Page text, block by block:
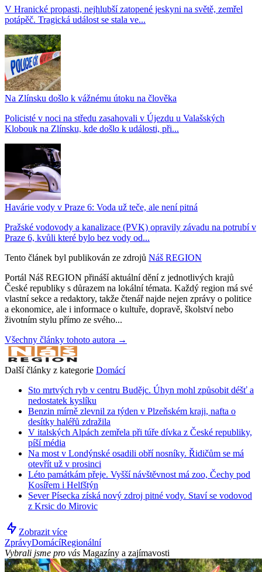
V Hranické propasti, nejhlubší zatopené jeskyni na světě, zemřel
potápěč. Tragická událost se stala ve...
Na Zlínsku došlo k vážnému útoku na člověka
Policisté v noci na středu zasahovali v Újezdu u Valašských
Klobouk na Zlínsku, kde došlo k události, při...
Havárie vody v Praze 6: Voda už teče, ale není pitná
Pražské vodovody a kanalizace (PVK) opravily závadu na potrubí v
Praze 6, kvůli které bylo bez vody od...
Tento článek byl publikován ze zdrojů Náš REGION
Portál Náš REGION přináší aktuální dění z jednotlivých krajů
České republiky s důrazem na lokální témata. Každý region má své
vlastní sekce a redaktory, takže čtenář najde nejen zprávy o politice
a ekonomice, ale i informace o kultuře, dopravě, školství nebo
životním stylu přímo ze svého...
Všechny články tohoto autora →
Další články z kategorie Domácí
Sto mrtvých ryb v centru Budějc. Úhyn mohl způsobit déšť a
nedostatek kyslíku
Benzin mírně zlevnil za týden v Plzeňském kraji, nafta o
desítky haléřů zdražila
V italských Alpách zemřela při túře dívka z České republiky,
píší média
Na most v Londýnské osadili obří nosníky. Řidičům se má
otevřít už v prosinci
Léto památkám přeje. Vyšší návštěvnost má zoo, Čechy pod
Kosířem i Helfštýn
Sever Písecka získá nový zdroj pitné vody. Staví se vodovod
z Krsic do Mirovic
Zobrazit více
ZprávyDomácíRegionální
Vybrali jsme pro vás Magazíny a zajímavosti